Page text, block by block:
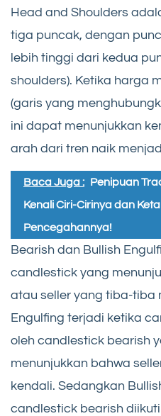
Head and Shoulders
tiga puncak, dengan
lebih tinggi dari kedua
shoulders). Ketika harga
(garis yang
ini dapat menunjukkan
arah dari tren naik
Baca Juga : Penipuan
Kenali Ciri-Cirinya dan
Pencegahannya!
Bearish dan Bullish
candlestick yang
atau seller yang tiba-tiba
Engulfing terjadi ketika
oleh candlestick bearish
menunjukkan bahwa
kendali. Sedangkan
candlestick bearish